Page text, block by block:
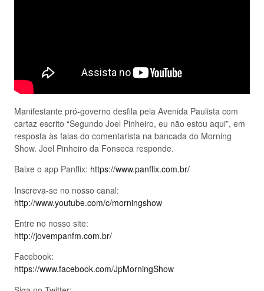
Manifestante pró-governo desfila pela Avenida Paulista com
cartaz escrito “Segundo Joel Pinheiro, eu não estou aqui”, em
resposta às falas do comentarista na bancada do Morning
Show. Joel Pinheiro da Fonseca responde.
Baixe o app Panflix: https://www.panflix.com.br/
Inscreva-se no nosso canal:
http://www.youtube.com/c/morningshow
Entre no nosso site:
http://jovempanfm.com.br/
Facebook:
https://www.facebook.com/JpMorningShow